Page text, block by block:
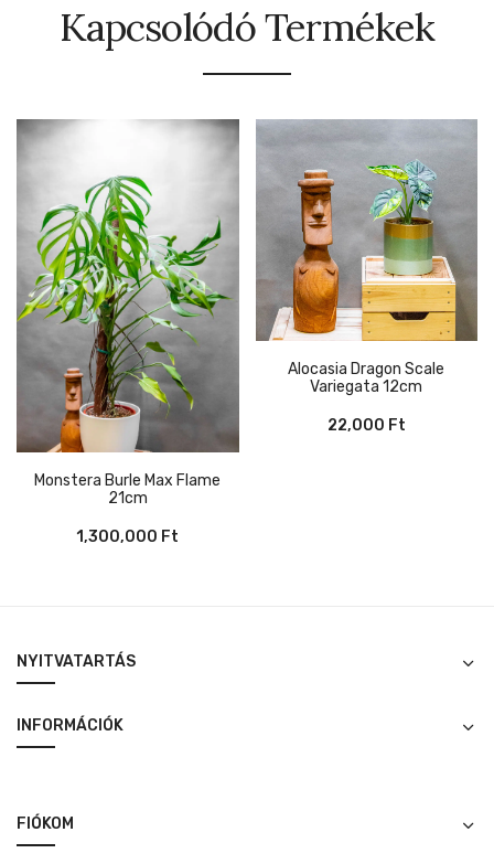
Kapcsolódó Termékek
Monstera Burle Max Flame
21cm
1,300,000 Ft
Alocasia Dragon Scale
Variegata 12cm
22,000 Ft
NYITVATARTÁS
INFORMÁCIÓK
FIÓKOM